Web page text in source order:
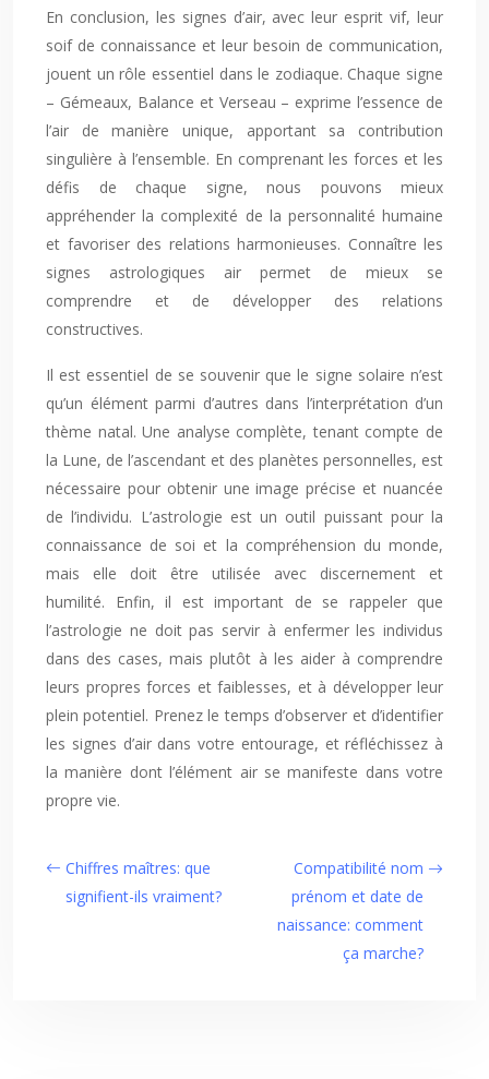
En conclusion, les signes d’air, avec leur esprit vif, leur
soif de connaissance et leur besoin de communication,
jouent un rôle essentiel dans le zodiaque. Chaque signe
– Gémeaux, Balance et Verseau – exprime l’essence de
l’air de manière unique, apportant sa contribution
singulière à l’ensemble. En comprenant les forces et les
défis de chaque signe, nous pouvons mieux
appréhender la complexité de la personnalité humaine
et favoriser des relations harmonieuses. Connaître les
signes astrologiques air permet de mieux se
comprendre et de développer des relations
constructives.
Il est essentiel de se souvenir que le signe solaire n’est
qu’un élément parmi d’autres dans l’interprétation d’un
thème natal. Une analyse complète, tenant compte de
la Lune, de l’ascendant et des planètes personnelles, est
nécessaire pour obtenir une image précise et nuancée
de l’individu. L’astrologie est un outil puissant pour la
connaissance de soi et la compréhension du monde,
mais elle doit être utilisée avec discernement et
humilité. Enfin, il est important de se rappeler que
l’astrologie ne doit pas servir à enfermer les individus
dans des cases, mais plutôt à les aider à comprendre
leurs propres forces et faiblesses, et à développer leur
plein potentiel. Prenez le temps d’observer et d’identifier
les signes d’air dans votre entourage, et réfléchissez à
la manière dont l’élément air se manifeste dans votre
propre vie.
Chiffres maîtres: que
signifient-ils vraiment?
Compatibilité nom
prénom et date de
naissance: comment
ça marche?